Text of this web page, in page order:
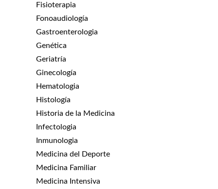
Fisioterapia
Fonoaudiología
Gastroenterologia
Genética
Geriatría
Ginecología
Hematologia
Histología
Historia de la Medicina
Infectologia
Inmunologia
Medicina del Deporte
Medicina Familiar
Medicina Intensiva